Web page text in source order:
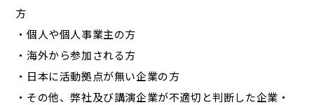
方
・個人や個人事業主の方
・海外から参加される方
・日本に活動拠点が無い企業の方
・その他、弊社及び講演企業が不適切と判断した企業・